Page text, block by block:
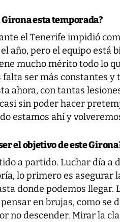
Girona esta temporada?
el Tenerife impidió
año, pero el equipo está
mucho mérito todo lo
falta ser más constantes
ahora, con tantas
sin poder hacer
estamos ahí y
el objetivo de este
a partido. Luchar día a
lo primero es asegurar
donde podemos llegar.
en brujas, como se
no descender. Mirar la